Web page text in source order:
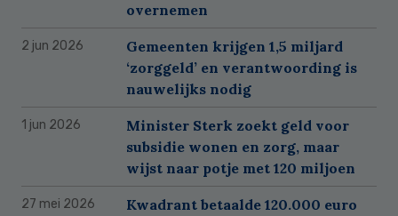
overnemen
2 jun 2026
Gemeenten krijgen 1,5 miljard
‘zorggeld’ en verantwoording is
nauwelijks nodig
1 jun 2026
Minister Sterk zoekt geld voor
subsidie wonen en zorg, maar
wijst naar potje met 120 miljoen
27 mei 2026
Kwadrant betaalde 120.000 euro